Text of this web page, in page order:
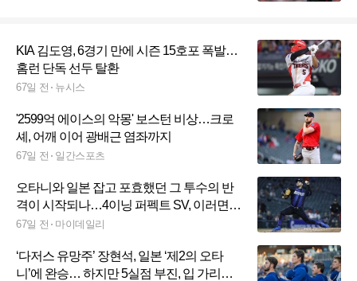
KIA 김도영, 6경기 만에 시즌 15호포 폭발…
홈런 단독 선두 탈환
67일 전 뉴시스
'2599억 에이스의 악몽' 보스턴 비상…크로
셰, 어깨 이어 광배근 염좌까지
67일 전 일간스포츠
오타니와 일본 잡고 포효했던 그 투수의 반
격이 시작되나…4이닝 퍼펙트 SV, 이러면
고우석은 더 답답하다
67일 전 마이데일리
‘다저스 유망주’ 장현석, 일본 ‘제2의 오타
니’에 완승… 하지만 5실점 부진, 입 가리고